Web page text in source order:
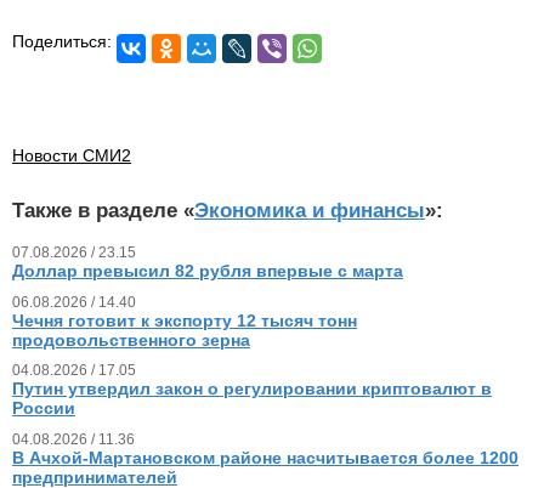
Поделиться:
Новости СМИ2
Также в разделе «Экономика и финансы»:
07.08.2026 / 23.15
Доллар превысил 82 рубля впервые с марта
06.08.2026 / 14.40
Чечня готовит к экспорту 12 тысяч тонн
продовольственного зерна
04.08.2026 / 17.05
Путин утвердил закон о регулировании криптовалют в
России
04.08.2026 / 11.36
В Ачхой-Мартановском районе насчитывается более 1200
предпринимателей